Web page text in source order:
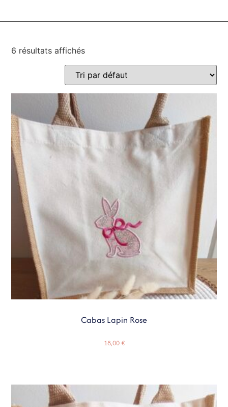
6 résultats affichés
Cabas Lapin Rose
18,00 €